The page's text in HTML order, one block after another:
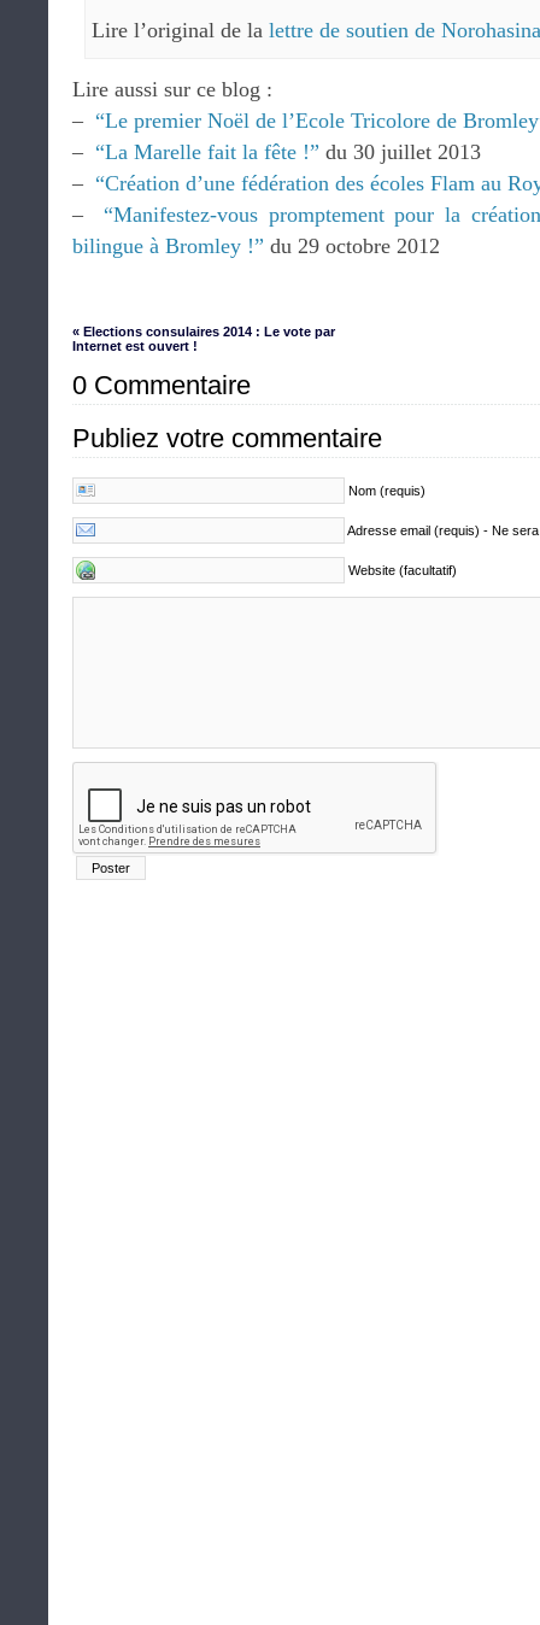
Lire l’original de la lettre de soutien de
Lire aussi sur ce blog :
– “Le premier Noël de l’Ecole Tricolore de
– “La Marelle fait la fête !” du 30 juillet 2013
– “Création d’une fédération des écoles Flam au
– “Manifestez-vous promptement pour la
bilingue à Bromley !” du 29 octobre 2012
« Elections consulaires 2014 : Le vote par
Internet est ouvert !
0 Commentaire
Publiez votre commentaire
Nom (requis)
Adresse email (requis) - Ne
Website (facultatif)